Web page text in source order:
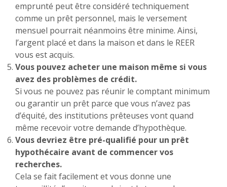
emprunté peut être considéré techniquement
comme un prêt personnel, mais le versement
mensuel pourrait néanmoins être minime. Ainsi,
l’argent placé et dans la maison et dans le REER
vous est acquis.
Vous pouvez acheter une maison même si vous
avez des problèmes de crédit.
Si vous ne pouvez pas réunir le comptant minimum
ou garantir un prêt parce que vous n’avez pas
d’équité, des institutions prêteuses vont quand
même recevoir votre demande d’hypothèque.
Vous devriez être pré-qualifié pour un prêt
hypothécaire avant de commencer vos
recherches.
Cela se fait facilement et vous donne une